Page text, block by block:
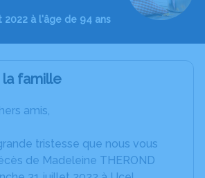
à l'âge de 94 ans
famille
amis,
tristesse que nous vous
de Madeleine THEROND